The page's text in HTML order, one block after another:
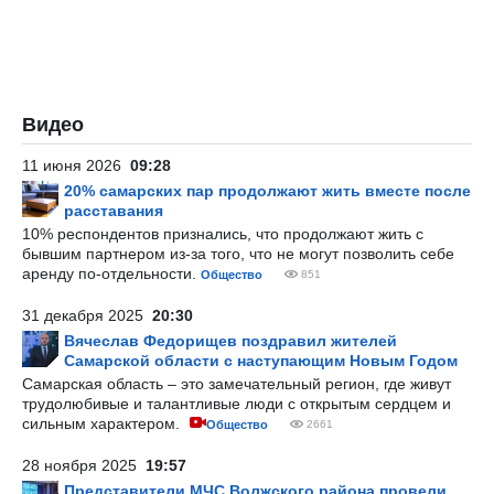
Видео
11 июня 2026 09:28
20% самарских пар продолжают жить вместе после
расставания
10% респондентов признались, что продолжают жить с
бывшим партнером из-за того, что не могут позволить себе
аренду по-отдельности.
Общество 851
31 декабря 2025 20:30
Вячеслав Федорищев поздравил жителей
Самарской области с наступающим Новым Годом
Самарская область – это замечательный регион, где живут
трудолюбивые и талантливые люди с открытым сердцем и
сильным характером.
Общество 2661
28 ноября 2025 19:57